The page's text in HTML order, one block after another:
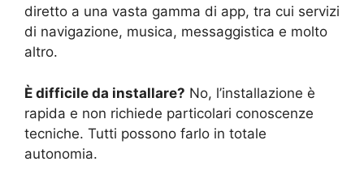
diretto a una vasta gamma di app, tra cui servizi
di navigazione, musica, messaggistica e molto
altro.
È difficile da installare? No, l’installazione è
rapida e non richiede particolari conoscenze
tecniche. Tutti possono farlo in totale
autonomia.